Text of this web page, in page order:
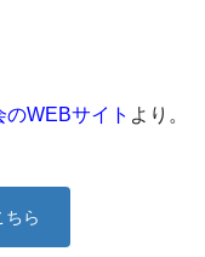
のWEBサイト より。
ちら